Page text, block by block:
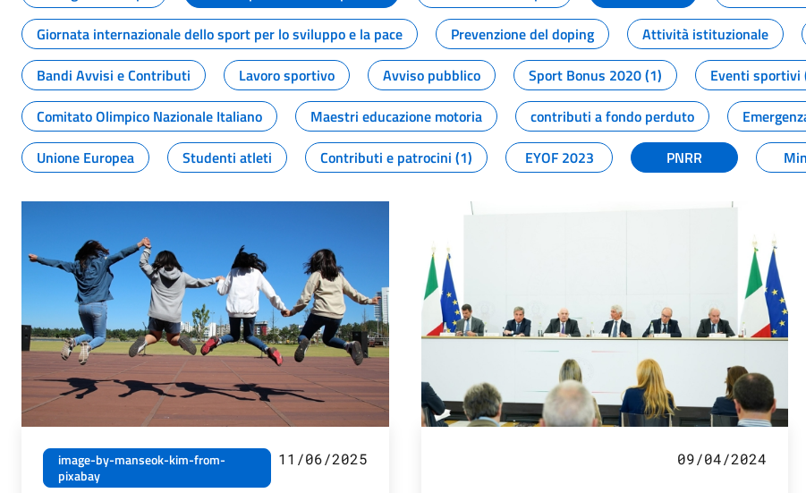
Giornata internazionale dello sport per lo sviluppo e la pace
Prevenzione del doping Attività istituzionale
Bandi Avvisi e Contributi
Lavoro sportivo Avviso pubblico Sport Bonus 2020 (1) Eventi sportivi
Comitato Olimpico Nazionale Italiano
Maestri educazione motoria contributi a fondo perduto
Unione Europea
Studenti atleti Contributi e patrocini (1) EYOF 2023 PNRR
image-by-manseok-kim-from-
pixabay
11/06/2025 09/04/2024